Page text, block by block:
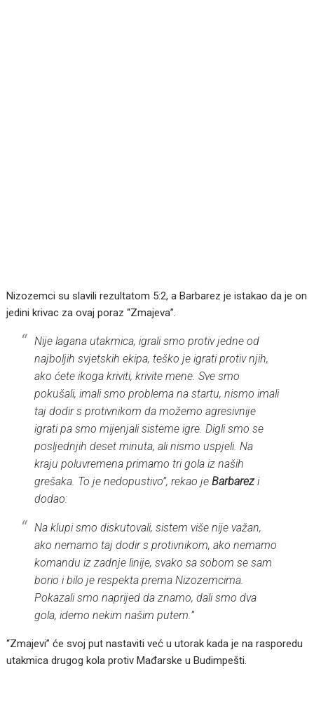
Nizozemci su slavili rezultatom 5:2, a Barbarez je istakao da je on
jedini krivac za ovaj poraz “Zmajeva”.
Nije lagana utakmica, igrali smo protiv jedne od
najboljih svjetskih ekipa, teško je igrati protiv njih,
ako ćete ikoga kriviti, krivite mene. Sve smo
pokušali, imali smo problema na startu, nismo imali
taj dodir s protivnikom da možemo agresivnije
igrati pa smo mijenjali sisteme igre. Digli smo se
posljednjih deset minuta, ali nismo uspjeli. Na
kraju poluvremena primamo tri gola iz naših
grešaka. To je nedopustivo”, rekao jeBarbarez i
dodao:
Na klupi smo diskutovali, sistem više nije važan,
ako nemamo taj dodir s protivnikom, ako nemamo
komandu iz zadnje linije, svako sa sobom se sam
borio i bilo je respekta prema Nizozemcima.
Pokazali smo naprijed da znamo, dali smo dva
gola, idemo nekim našim putem.”
“Zmajevi” će svoj put nastaviti već u utorak kada je na rasporedu
utakmica drugog kola protiv Mađarske u Budimpešti.